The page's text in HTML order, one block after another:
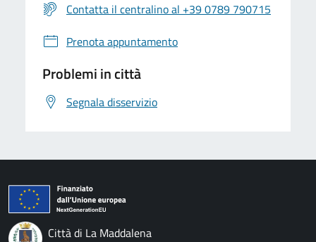
Contatta il centralino al +39 0789 790715
Prenota appuntamento
Problemi in città
Segnala disservizio
Città di La Maddalena